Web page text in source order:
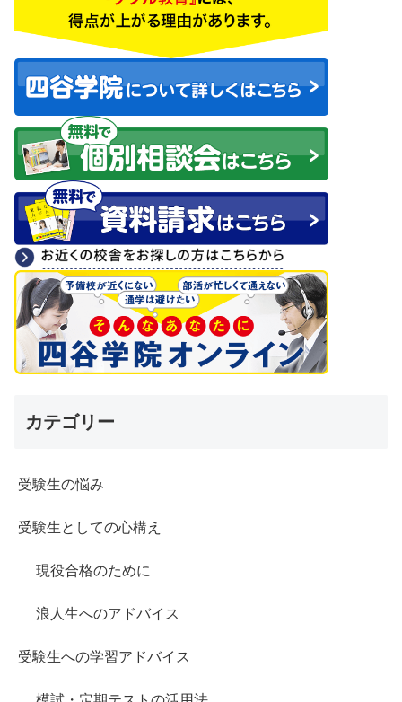
カテゴリー
受験生の悩み
受験生としての心構え
現役合格のために
浪人生へのアドバイス
受験生への学習アドバイス